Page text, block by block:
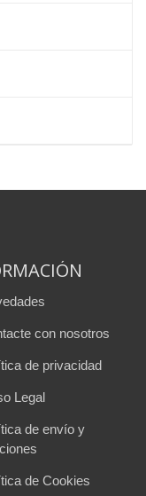
con nosotros
de privacidad
Legal
de envío y
de Cookies